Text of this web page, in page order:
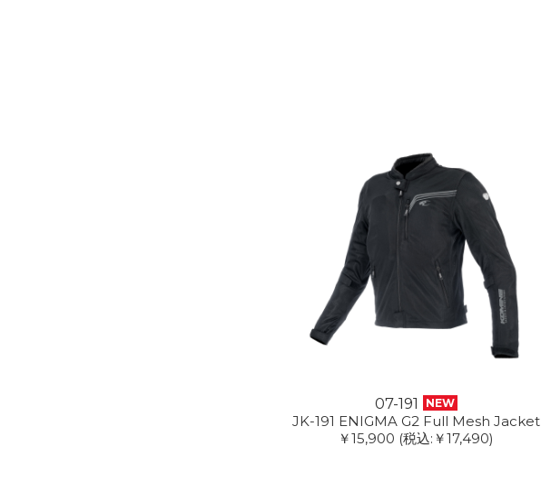
07-191 NEW
JK-191 ENIGMA G2 Full Mesh Jacket
￥15,900 (税込:￥17,490)